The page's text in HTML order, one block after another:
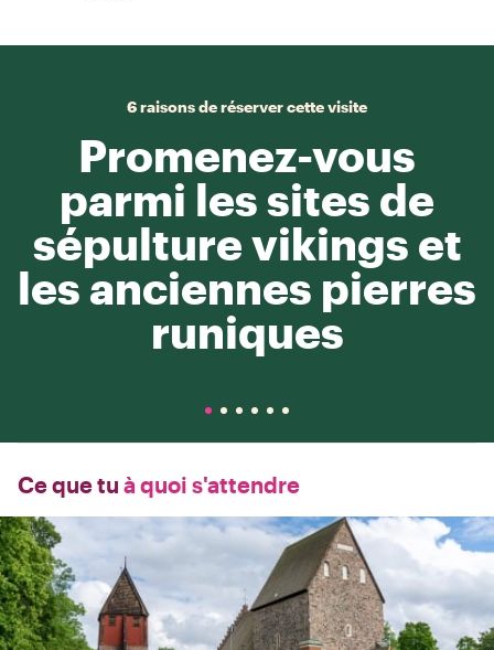
6 raisons de réserver cette visite
Promenez-vous
parmi les sites de
sépulture vikings et
les anciennes pierres
runiques
Ce que tu à quoi s'attendre